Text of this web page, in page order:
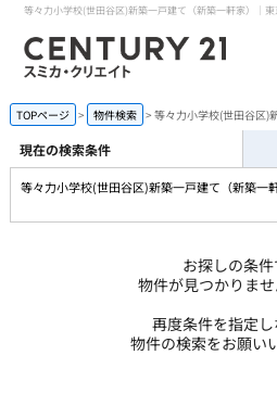
ホーム
当社について
買いたい
売りたい
コンテンツ
TOPページ 物件検索 等々力小学校(世田谷区)
現在の検索条件
等々力小学校(世田谷区)新築一戸建て（新築一軒
お探しの条
物件が見つかりませ
再度条件を指定
物件の検索をお願い